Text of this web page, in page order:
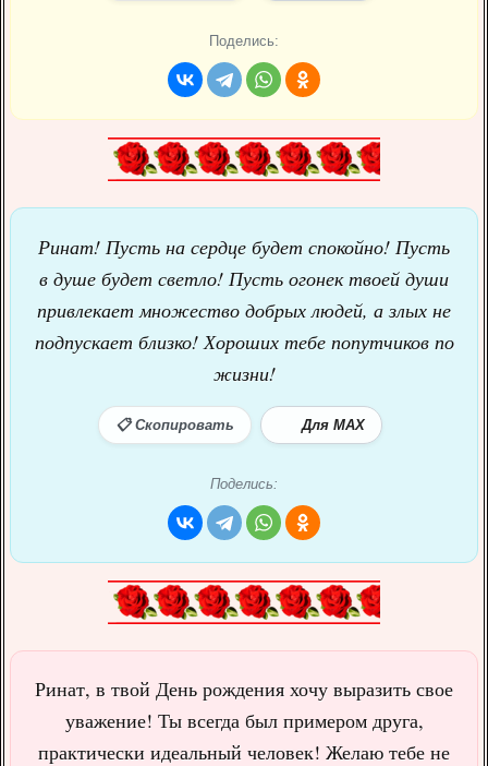
Поделись:
Ринат! Пусть на сердце будет спокойно! Пусть
в душе будет светло! Пусть огонек твоей души
привлекает множество добрых людей, а злых не
подпускает близко! Хороших тебе попутчиков по
жизни!
📋 Скопировать Для MAX
Поделись:
Ринат, в твой День рождения хочу выразить свое
уважение! Ты всегда был примером друга,
практически идеальный человек! Желаю тебе не